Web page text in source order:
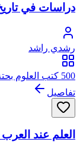
دراسات في
رشدي راشد
500 كتب العلوم بحتة
تفاصيل
العلم عند